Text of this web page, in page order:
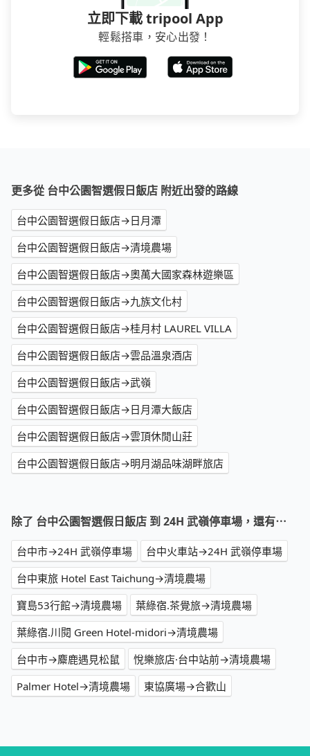
立即下載 tripool App
輕鬆搭車，安心出發！
更多從 台中公園智選假日飯店 附近出發的路線
台中公園智選假日飯店→日月潭
台中公園智選假日飯店→清境農場
台中公園智選假日飯店→奧萬大國家森林遊樂區
台中公園智選假日飯店→九族文化村
台中公園智選假日飯店→桂月村 LAUREL VILLA
台中公園智選假日飯店→雲品溫泉酒店
台中公園智選假日飯店→武嶺
台中公園智選假日飯店→日月潭大飯店
台中公園智選假日飯店→雲頂休閒山莊
台中公園智選假日飯店→明月湖品味湖畔旅店
除了 台中公園智選假日飯店 到 24H 武嶺停車場，還有⋯
台中市→24H 武嶺停車場
台中火車站→24H 武嶺停車場
台中東旅 Hotel East Taichung→清境農場
寶島53行館→清境農場
葉綠宿.茶覺旅→清境農場
葉綠宿.川閱 Green Hotel-midori→清境農場
台中市→麋鹿遇見松鼠
悅樂旅店·台中站前→清境農場
Palmer Hotel→清境農場
東協廣場→合歡山